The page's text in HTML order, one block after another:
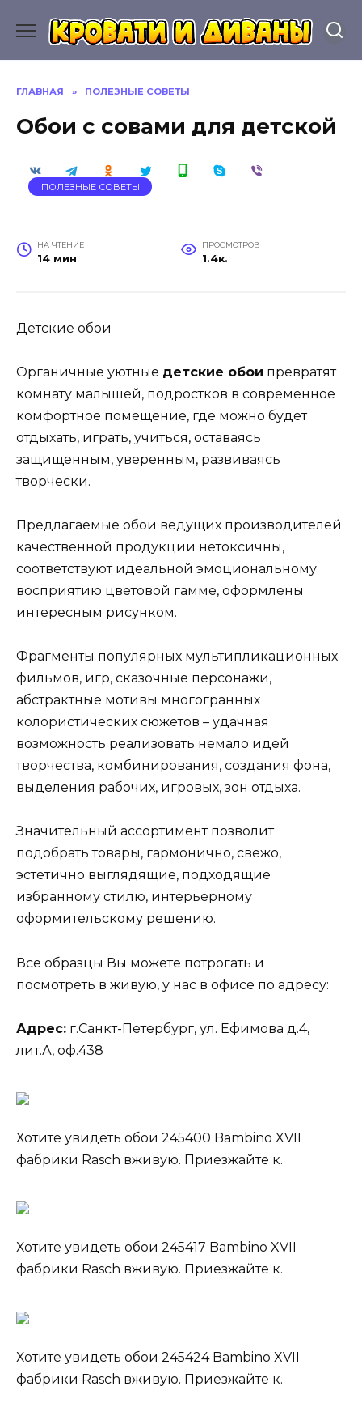
содержанию
ГЛАВНАЯ » ПОЛЕЗНЫЕ СОВЕТЫ
Обои с совами для детской
ПОЛЕЗНЫЕ СОВЕТЫ
НА ЧТЕНИЕ
14 мин
ПРОСМОТРОВ
1.4к.
Детские обои
Органичные уютные детские обои превратят
комнату малышей, подростков в современное
комфортное помещение, где можно будет
отдыхать, играть, учиться, оставаясь
защищенным, уверенным, развиваясь
творчески.
Предлагаемые обои ведущих производителей
качественной продукции нетоксичны,
соответствуют идеальной эмоциональному
восприятию цветовой гамме, оформлены
интересным рисунком.
Фрагменты популярных мультипликационных
фильмов, игр, сказочные персонажи,
абстрактные мотивы многогранных
колористических сюжетов – удачная
возможность реализовать немало идей
творчества, комбинирования, создания фона,
выделения рабочих, игровых, зон отдыха.
Значительный ассортимент позволит
подобрать товары, гармонично, свежо,
эстетично выглядящие, подходящие
избранному стилю, интерьерному
оформительскому решению.
Все образцы Вы можете потрогать и
посмотреть в живую, у нас в офисе по адресу:
Адрес: г.Санкт-Петербург, ул. Ефимова д.4,
лит.А, оф.438
Хотите увидеть обои 245400 Bambino XVII
фабрики Rasch вживую. Приезжайте к.
Хотите увидеть обои 245417 Bambino XVII
фабрики Rasch вживую. Приезжайте к.
Хотите увидеть обои 245424 Bambino XVII
фабрики Rasch вживую. Приезжайте к.